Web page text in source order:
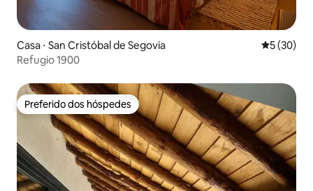
Casa ⋅ San Cristóbal de Segovia 5 de uma
5 (30)
Refugio 1900
Preferido dos hóspedes
Preferido dos hóspedes